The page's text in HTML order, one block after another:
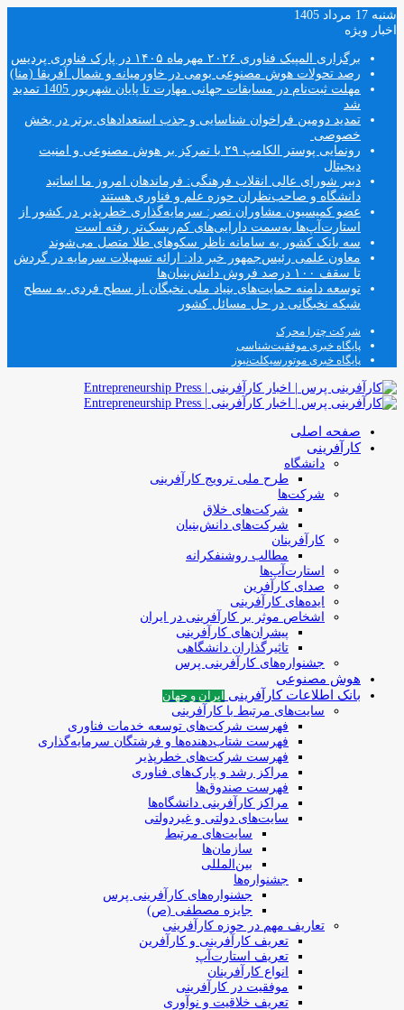
شنبه 17 مرداد 1405
اخبار ویژه
برگزاری المپیک فناوری ۲۰۲۶ مهرماه ۱۴۰۵ در پارک فناوری پردیس
رصد تحولات هوش مصنوعی بومی در خاورمیانه و شمال آفریقا (منا)
مهلت ثبت‌نام در مسابقات جهانی مهارت تا پایان شهریور 1405 تمدید
شد
تمدید دومین فراخوان شناسایی و جذب استعدادهای برتر در بخش
خصوصی
رونمایی پوستر الکامپ ۲۹ با تمرکز بر هوش مصنوعی و امنیت
دیجیتال
دبیر شورای عالی انقلاب فرهنگی: فرماندهان امروز ما اساتید
دانشگاه و صاحب‌نظران حوزه علم و فناوری هستند
عضو کمیسیون مشاوران نصر: سرمایه‌گذاری خطرپذیر در کشور از
استارت‌آپ‌ها به‌سمت دارایی‌های کم‌ریسک‌تر رفته است
سه بانک کشور به سامانه ناظر سکوهای طلا متصل می‌شوند
معاون علمی رئیس‌جمهور خبر داد: ارائه تسهیلات سرمایه در گردش
تا سقف ۱۰۰ درصد فروش دانش‌بنیان‌ها
توسعه دامنه حمایت‌های بنیاد ملی نخبگان از سطح فردی به سطح
شبکه نخبگانی در حل مسائل کشور
شرکت چترا محرک
پایگاه خبری موفقیت‌شناسی
پایگاه خبری موتورسیکلت‌نیوز
صفحه اصلی
کارآفرینی
دانشگاه
طرح ملی ترویج کارآفرینی
شرکت‌ها
شرکت‌های خلاق
شرکت‌های دانش‌بنیان
کارآفرینان
مطالب روشنفکرانه
استارت‌آپ‌ها
صدای کارآفرین
ایده‌های کارآفرینی
اشخاص موثر بر کارآفرینی در ایران
پیشران‌های کارآفرینی
تاثیرگذاران دانشگاهی
جشنواره‌های کارآفرینی‌ پرس
هوش مصنوعی
بانک اطلاعات کارآفرینی
ایران و جهان
سایت‌های مرتبط با کارآفرینی
فهرست شرکت‌های‌‌ توسعه‌ خدمات فناوری
فهرست شتاب‌دهنده‌ها‌ و فرشتگان‌ سرمایه‌گذاری
فهرست شرکت‌های خطرپذیر
مراکز رشد و پارک‌های فناوری
فهرست صندوق‌ها
مراکز کارآفرینی دانشگاه‌ها
سایت‌های دولتی و غیردولتی
سایت‌های مرتبط
سازمان‌ها
بین‌المللی
جشنواره‌ها
جشنواره‌های کارآفرینی‌ پرس
جایزه مصطفی (ص)
تعاریف مهم در حوزه کارآفرینی
تعریف کارآفرینی و کارآفرین
تعریف استارت‌آپ
انواع کارآفرینان
موفقیت در کارآفرینی
تعریف خلاقیت و نوآوری